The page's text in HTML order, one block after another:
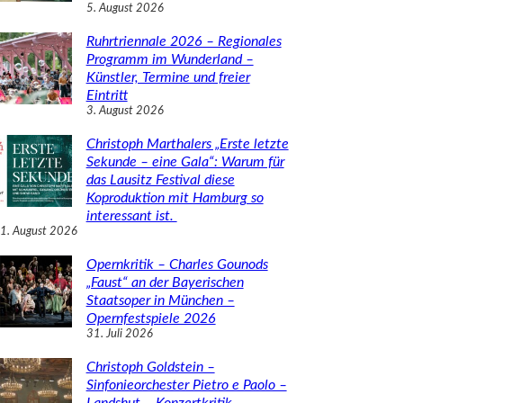
5. August 2026
Ruhrtriennale 2026 – Regionales
Programm im Wunderland –
Künstler, Termine und freier
Eintritt
3. August 2026
Christoph Marthalers „Erste letzte
Sekunde – eine Gala“: Warum für
das Lausitz Festival diese
Koproduktion mit Hamburg so
interessant ist.
1. August 2026
Opernkritik – Charles Gounods
„Faust“ an der Bayerischen
Staatsoper in München –
Opernfestspiele 2026
31. Juli 2026
Christoph Goldstein –
Sinfonieorchester Pietro e Paolo –